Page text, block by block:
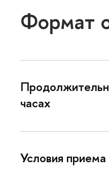
Формат
часах
Условия приема